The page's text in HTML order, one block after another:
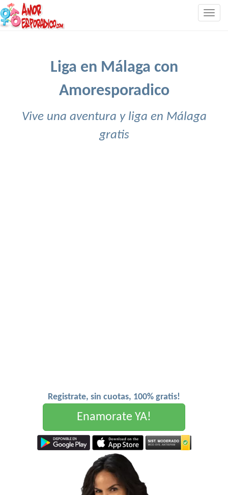
Liga en Málaga con
Amoresporadico
Vive una aventura y liga en Málaga
gratis
Registrate, sin cuotas, 100% gratis!
Enamorate YA!